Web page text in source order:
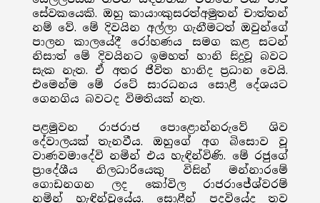
සේවකයෙකි. ඔහු කායාංකුසරත්අමුතන් චාත්තන්
නම් වේ. මේ දිවයින අල්ලා ගැනීමටත් ඔවුන්ගේ
පාලන කාලයේදී රෝහණය සමග කළ සටන්
නිසාත් මේ දිවයිනට ඉමහත් හානි සිදුවූ බවට
සැක නැත. ඒ අතර ජීවිත හානිද ප්‍රධාන වෙයි.
එමෙන්ම මේ රටේ සාරධනය සොළී දේශයට
ගෙනගිය බවටද විමතියක් නැත.
පළමුවන රාජරාජ පොළොන්නරුවේ ශිව
දේවාලයක් තැනවීය. ඔහුගේ අග බිසොව වූ
වාණවමාදේවි නමින් එය හැඳින්විණි. මේ රජුගේ
ප්‍රාදේශීය නිලධාරියෙකු විසින් මන්නාරමේ
ගොඩනගන ලද කෝවිල රාජරාජේශ්වරම්
නමින් හැඳින්වූයේය. සොළීන් පදවියේද තව